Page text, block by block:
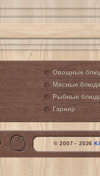
Овощные
Мясные блюда
Рыбные
Гарнир
© 2007 - 2026